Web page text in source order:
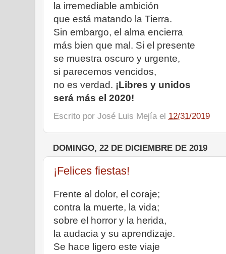
la irremediable ambición
que está matando la Tierra.
Sin embargo, el alma encierra
más bien que mal. Si el presente
se muestra oscuro y urgente,
si parecemos vencidos,
no es verdad. ¡Libres y unidos
será más el 2020!
Escrito por José Luis Mejía el 12/31/2019
DOMINGO, 22 DE DICIEMBRE DE 2019
¡Felices fiestas!
Frente al dolor, el coraje;
contra la muerte, la vida;
sobre el horror y la herida,
la audacia y su aprendizaje.
Se hace ligero este viaje